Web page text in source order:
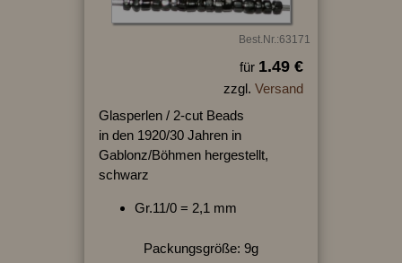
Best.Nr.:63171
für 1.49 €
zzgl. Versand
Glasperlen / 2-cut Beads
in den 1920/30 Jahren in
Gablonz/Böhmen hergestellt,
schwarz
Gr.11/0 = 2,1 mm
Packungsgröße: 9g